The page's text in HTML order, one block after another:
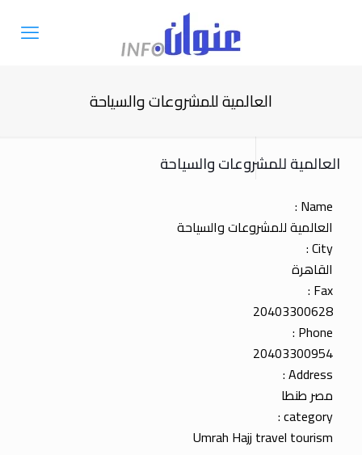
العالمية للمشروعات والسياحة
العالمية للمشروعات والسياحة
Name :
العالمية للمشروعات والسياحة
City :
القاهرة
Fax :
20403300628
Phone :
20403300954
Address :
مصر طنطا
category :
Umrah Hajj travel tourism